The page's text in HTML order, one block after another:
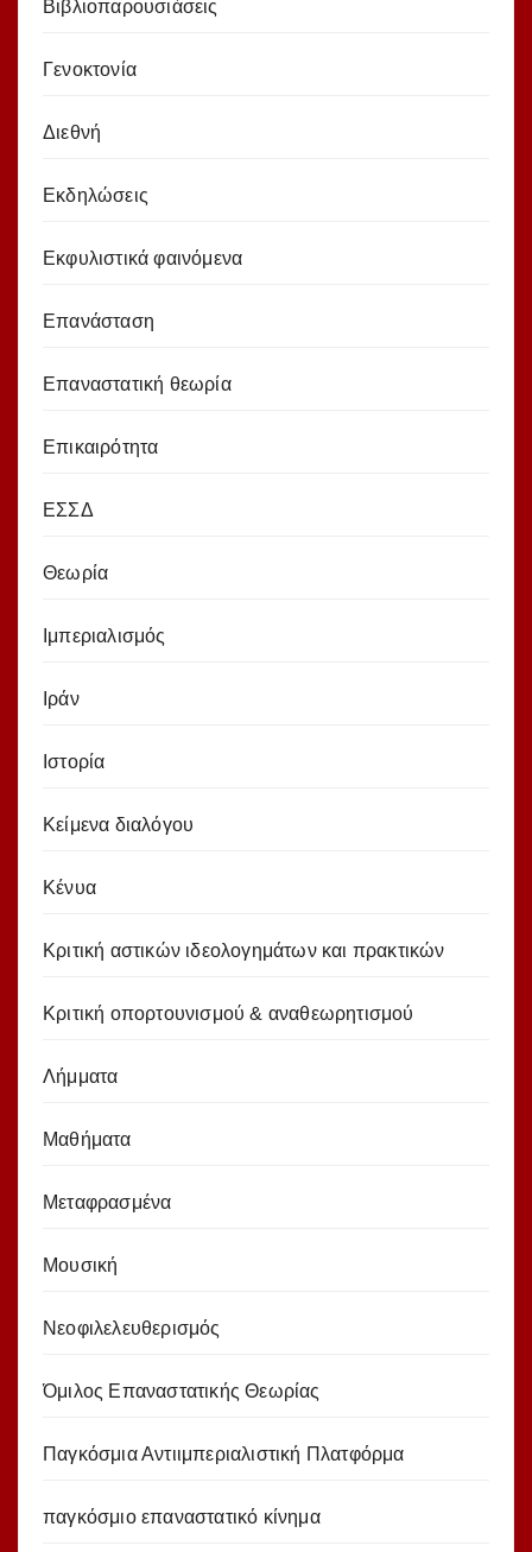
Βιβλιοπαρουσιάσεις
Γενοκτονία
Διεθνή
Εκδηλώσεις
Εκφυλιστικά φαινόμενα
Επανάσταση
Επαναστατική θεωρία
Επικαιρότητα
ΕΣΣΔ
Θεωρία
Ιμπεριαλισμός
Ιράν
Ιστορία
Κείμενα διαλόγου
Κένυα
Κριτική αστικών ιδεολογημάτων και πρακτικών
Κριτική οπορτουνισμού & αναθεωρητισμού
Λήμματα
Μαθήματα
Μεταφρασμένα
Μουσική
Νεοφιλελευθερισμός
Όμιλος Επαναστατικής Θεωρίας
Παγκόσμια Αντιιμπεριαλιστική Πλατφόρμα
παγκόσμιο επαναστατικό κίνημα